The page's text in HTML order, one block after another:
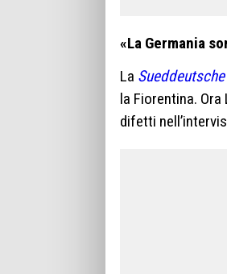
«La Germania
La Sueddeutsche
la Fiorentina.
difetti